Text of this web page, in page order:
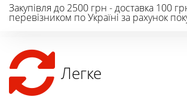
Закупівля до 2500 грн - доставка 100
перевізником по Україні за рахунок
Легке